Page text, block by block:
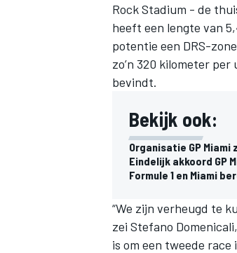
WEC
Rock Stadium - de
heeft een lengte van
potentie een DRS-
zo’n 320 kilometer
bevindt.
Bekijk ook:
Organisatie GP
Eindelijk akkoord GP
Formule 1 en Miami
“We zijn verheugd te
zei Stefano
is om een tweede